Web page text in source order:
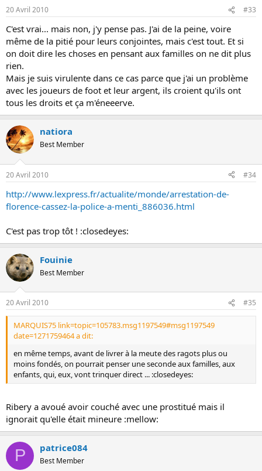
20 Avril 2010 #33
C'est vrai... mais non, j'y pense pas. J'ai de la peine, voire
même de la pitié pour leurs conjointes, mais c'est tout. Et si
on doit dire les choses en pensant aux familles on ne dit plus
rien.
Mais je suis virulente dans ce cas parce que j'ai un problème
avec les joueurs de foot et leur argent, ils croient qu'ils ont
tous les droits et ça m'éneeerve.
natiora
Best Member
20 Avril 2010 #34
http://www.lexpress.fr/actualite/monde/arrestation-de-
florence-cassez-la-police-a-menti_886036.html
C'est pas trop tôt ! :closedeyes:
Fouinie
Best Member
20 Avril 2010 #35
MARQUIS75 link=topic=105783.msg1197549#msg1197549
date=1271759464 a dit:
en même temps, avant de livrer à la meute des ragots plus ou
moins fondés, on pourrait penser une seconde aux familles, aux
enfants, qui, eux, vont trinquer direct ... :closedeyes:
Ribery a avoué avoir couché avec une prostitué mais il
ignorait qu'elle était mineure :mellow:
P patrice084
Best Member